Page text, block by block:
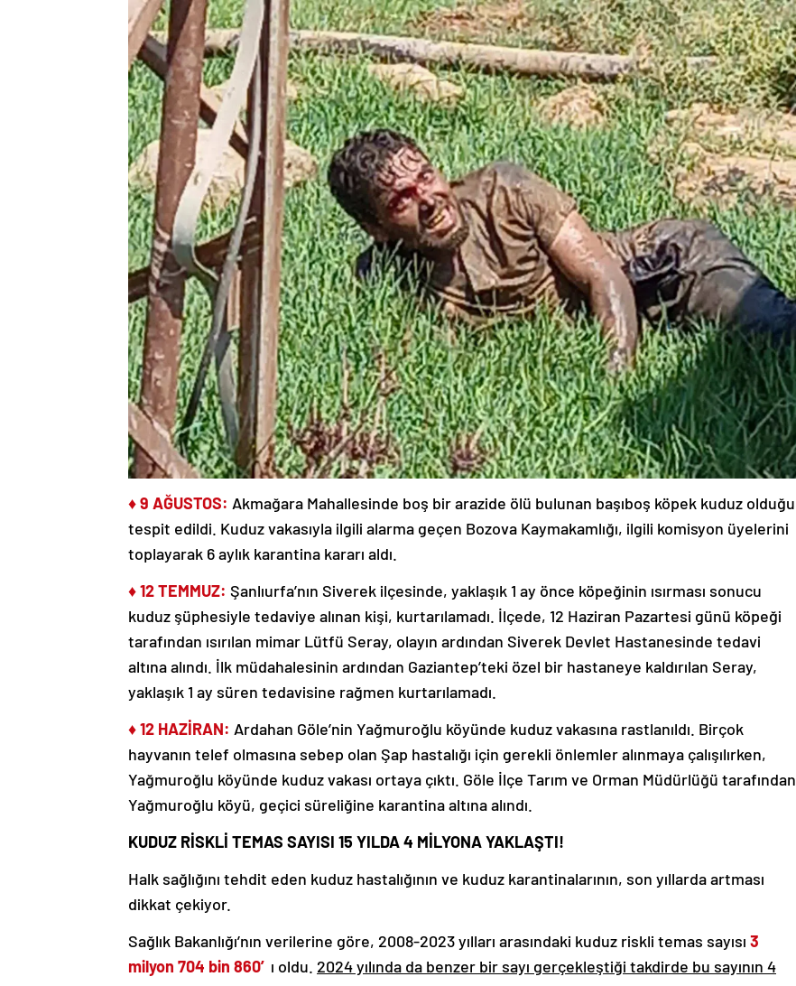
♦ 9 AĞUSTOS: Akmağara Mahallesinde boş bir arazide ölü bulunan başıboş köpek kuduz olduğu
tespit edildi. Kuduz vakasıyla ilgili alarma geçen Bozova Kaymakamlığı, ilgili komisyon üyelerini
toplayarak 6 aylık karantina kararı aldı.
♦ 12 TEMMUZ: Şanlıurfa’nın Siverek ilçesinde, yaklaşık 1 ay önce köpeğinin ısırması sonucu
kuduz şüphesiyle tedaviye alınan kişi, kurtarılamadı. İlçede, 12 Haziran Pazartesi günü köpeği
tarafından ısırılan mimar Lütfü Seray, olayın ardından Siverek Devlet Hastanesinde tedavi
altına alındı. İlk müdahalesinin ardından Gaziantep’teki özel bir hastaneye kaldırılan Seray,
yaklaşık 1 ay süren tedavisine rağmen kurtarılamadı.
♦ 12 HAZİRAN: Ardahan Göle’nin Yağmuroğlu köyünde kuduz vakasına rastlanıldı. Birçok
hayvanın telef olmasına sebep olan Şap hastalığı için gerekli önlemler alınmaya çalışılırken,
Yağmuroğlu köyünde kuduz vakası ortaya çıktı. Göle İlçe Tarım ve Orman Müdürlüğü tarafından
Yağmuroğlu köyü, geçici süreliğine karantina altına alındı.
KUDUZ RİSKLİ TEMAS SAYISI 15 YILDA 4 MİLYONA YAKLAŞTI!
Halk sağlığını tehdit eden kuduz hastalığının ve kuduz karantinalarının, son yıllarda artması
dikkat çekiyor.
Sağlık Bakanlığı’nın verilerine göre, 2008-2023 yılları arasındaki kuduz riskli temas sayısı 3
milyon 704 bin 860′ ı oldu. 2024 yılında da benzer bir sayı gerçekleştiği takdirde bu sayının 4